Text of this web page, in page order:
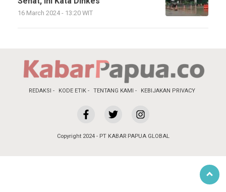
16 March 2024 - 13:20 WIT
REDAKSI KODE ETIK TENTANG KAMI KEBIJAKAN PRIVACY
Copyright 2024 - PT KABAR PAPUA GLOBAL